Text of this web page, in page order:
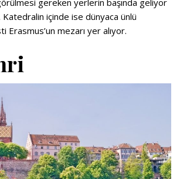
içinde ise dünyaca ünlü
Erasmus’un mezarı yer alıyor.